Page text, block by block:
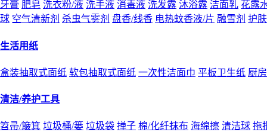
牙膏 肥皂 洗衣粉/液 洗手液 消毒液 洗发露 沐浴露 洁面乳 花露
球 空气清新剂 杀虫气雾剂 盘香/线香 电热蚊香液/片 融雪剂 护
生活用纸
盒装抽取式面纸 软包抽取式面纸 一次性洁面巾 平板卫生纸 厨
清洁/养护工具
笤帚/簸箕 垃圾桶/篓 垃圾袋 掸子 棉/化纤抹布 海绵擦 清洁球 拖